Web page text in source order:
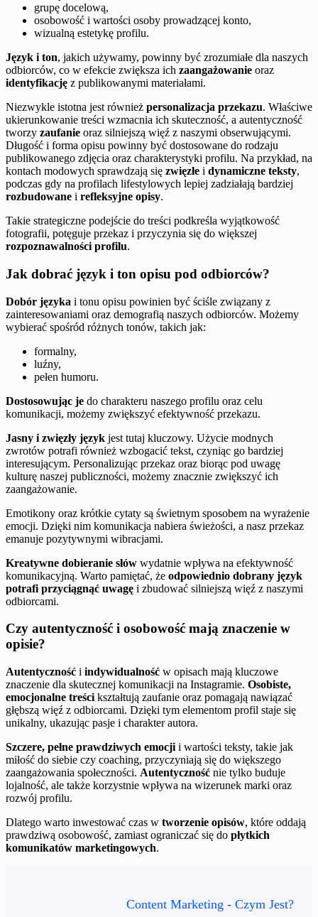
grupę docelową,
osobowość i wartości osoby prowadzącej konto,
wizualną estetykę profilu.
Język i ton, jakich używamy, powinny być zrozumiałe dla naszych
odbiorców, co w efekcie zwiększa ich zaangażowanie oraz
identyfikację z publikowanymi materiałami.
Niezwykle istotna jest również personalizacja przekazu. Właściwe
ukierunkowanie treści wzmacnia ich skuteczność, a autentyczność
tworzy zaufanie oraz silniejszą więź z naszymi obserwującymi.
Długość i forma opisu powinny być dostosowane do rodzaju
publikowanego zdjęcia oraz charakterystyki profilu. Na przykład, na
kontach modowych sprawdzają się zwięzłe i dynamiczne teksty,
podczas gdy na profilach lifestylowych lepiej zadziałają bardziej
rozbudowane i refleksyjne opisy.
Takie strategiczne podejście do treści podkreśla wyjątkowość
fotografii, potęguje przekaz i przyczynia się do większej
rozpoznawalności profilu.
Jak dobrać język i ton opisu pod odbiorców?
Dobór języka i tonu opisu powinien być ściśle związany z
zainteresowaniami oraz demografią naszych odbiorców. Możemy
wybierać spośród różnych tonów, takich jak:
formalny,
luźny,
pełen humoru.
Dostosowując je do charakteru naszego profilu oraz celu
komunikacji, możemy zwiększyć efektywność przekazu.
Jasny i zwięzły język jest tutaj kluczowy. Użycie modnych
zwrotów potrafi również wzbogacić tekst, czyniąc go bardziej
interesującym. Personalizując przekaz oraz biorąc pod uwagę
kulturę naszej publiczności, możemy znacznie zwiększyć ich
zaangażowanie.
Emotikony oraz krótkie cytaty są świetnym sposobem na wyrażenie
emocji. Dzięki nim komunikacja nabiera świeżości, a nasz przekaz
emanuje pozytywnymi wibracjami.
Kreatywne dobieranie słów wydatnie wpływa na efektywność
komunikacyjną. Warto pamiętać, że odpowiednio dobrany język
potrafi przyciągnąć uwagę i zbudować silniejszą więź z naszymi
odbiorcami.
Czy autentyczność i osobowość mają znaczenie w
opisie?
Autentyczność i indywidualność w opisach mają kluczowe
znaczenie dla skutecznej komunikacji na Instagramie. Osobiste,
emocjonalne treści kształtują zaufanie oraz pomagają nawiązać
głębszą więź z odbiorcami. Dzięki tym elementom profil staje się
unikalny, ukazując pasje i charakter autora.
Szczere, pełne prawdziwych emocji i wartości teksty, takie jak
miłość do siebie czy coaching, przyczyniają się do większego
zaangażowania społeczności. Autentyczność nie tylko buduje
lojalność, ale także korzystnie wpływa na wizerunek marki oraz
rozwój profilu.
Dlatego warto inwestować czas w tworzenie opisów, które oddają
prawdziwą osobowość, zamiast ograniczać się do płytkich
komunikatów marketingowych.
Content Marketing - Czym Jest?